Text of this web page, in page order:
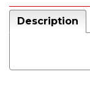
Description